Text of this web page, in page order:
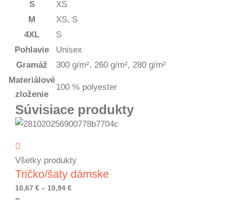
S
XS
M
XS, S
4XL
S
Pohlavie
Unisex
Gramáž
300 g/m², 260 g/m², 280 g/m²
Materiálové
zloženie
100 % polyester
Súvisiace produkty
Všetky produkty
Tričko/šaty dámske
10,67 € – 10,94 €Price